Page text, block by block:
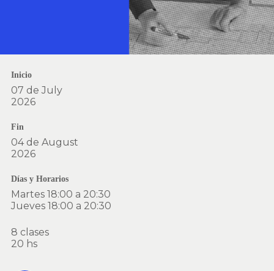
Inicio
07 de July
2026
Fin
04 de August
2026
Días y Horarios
Martes 18:00 a 20:30
Jueves 18:00 a 20:30
8 clases
20 hs